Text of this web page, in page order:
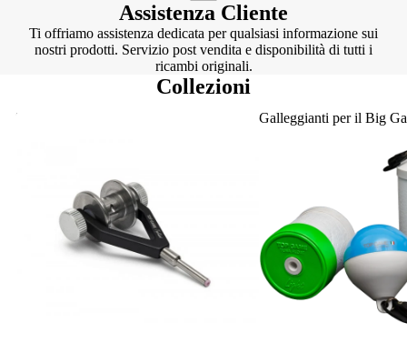
Assistenza Cliente
Ti offriamo assistenza dedicata per qualsiasi informazione sui
nostri prodotti. Servizio post vendita e disponibilità di tutti i
ricambi originali.
Collezioni
Knotter Galleggianti per il Big